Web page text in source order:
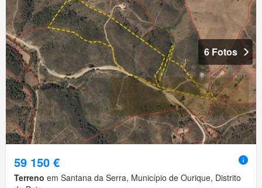
6 Fotos
59 150 €
Terreno em Santana da Serra, Município de Ourique, Distrito